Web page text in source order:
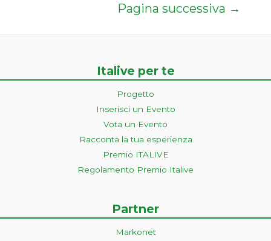
Pagina successiva →
Italive per te
Progetto
Inserisci un Evento
Vota un Evento
Racconta la tua esperienza
Premio ITALIVE
Regolamento Premio Italive
Partner
Markonet